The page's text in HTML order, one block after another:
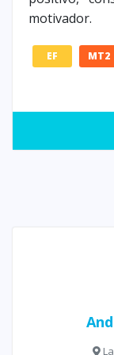
motivador.
EF MT2